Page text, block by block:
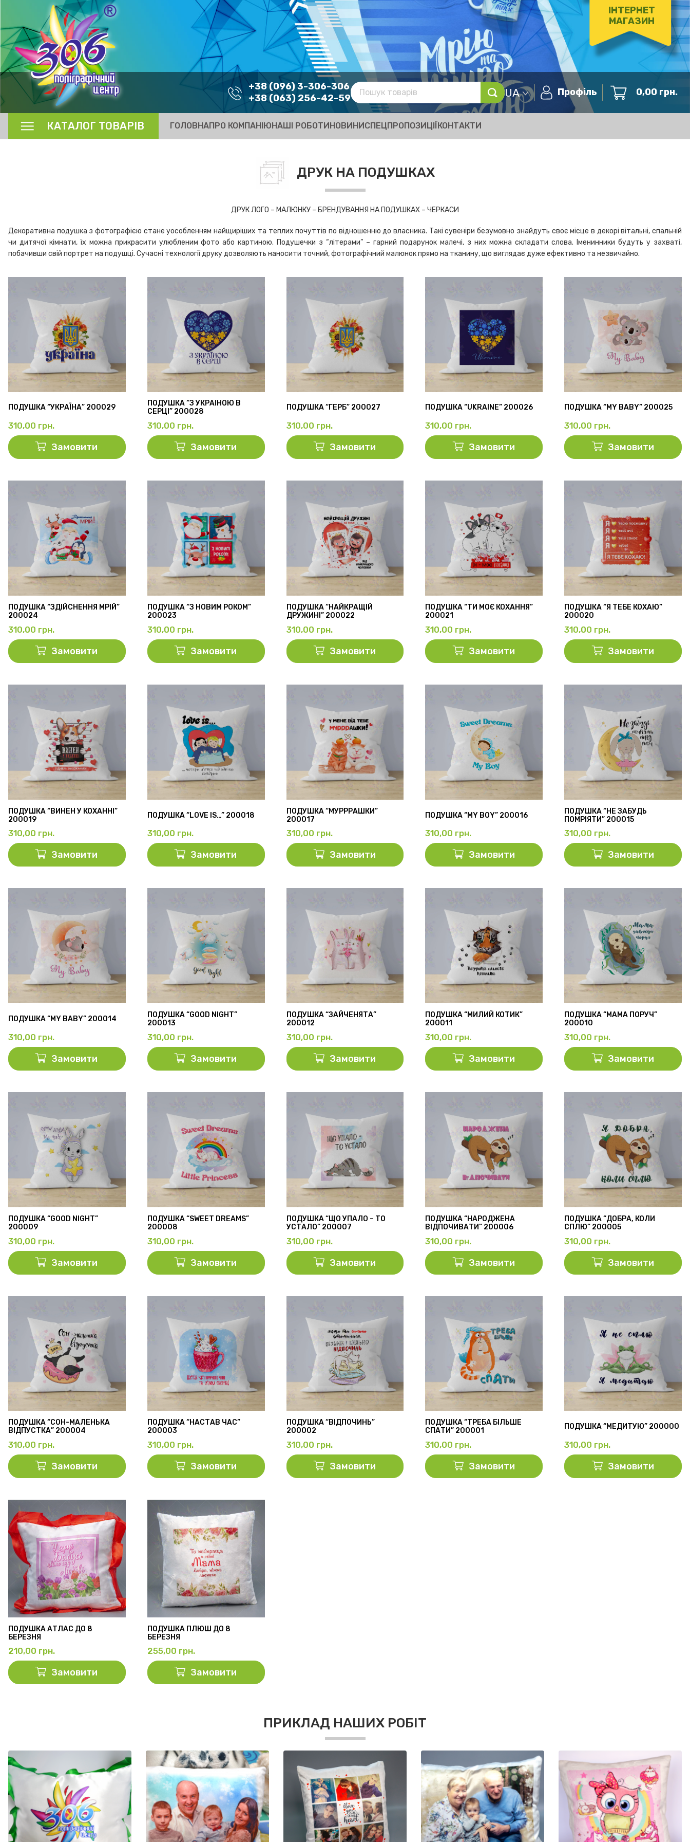
ІНТЕРНЕТ
МАГАЗИН
+38 (096) 3-306-306
+38 (063) 256-42-59
UA Профіль 0,00 грн.
КАТАЛОГ ТОВАРІВ ГОЛОВНАПРО КОМПАНІЮНАШІ РОБОТИНОВИНИСПЕЦПРОПОЗИЦІЇКОНТАКТИ
ДРУК НА ПОДУШКАХ
ДРУК ЛОГО – МАЛЮНКУ – БРЕНДУВАННЯ НА ПОДУШКАХ – ЧЕРКАСИ
Декоративна подушка з фотографією стане уособленням найщиріших та теплих почуттів по відношенню до власника. Такі сувеніри безумовно знайдуть своє місце в декорі вітальні, спальній
чи дитячої кімнати, їх можна прикрасити улюбленим фото або картиною. Подушечки з “літерами” – гарний подарунок малечі, з них можна складати слова. Іменинники будуть у захваті,
побачивши свій портрет на подушці. Сучасні технології друку дозволяють наносити точний, фотографічний малюнок прямо на тканину, що виглядає дуже ефективно та незвичайно.
ПОДУШКА “УКРАЇНА” 200029
310,00 грн.
Замовити
ПОДУШКА “З УКРАЇНОЮ В
СЕРЦІ” 200028
310,00 грн.
Замовити
ПОДУШКА “ГЕРБ” 200027
310,00 грн.
Замовити
ПОДУШКА “UKRAINE” 200026
310,00 грн.
Замовити
ПОДУШКА “MY BABY” 200025
310,00 грн.
Замовити
ПОДУШКА “ЗДІЙСНЕННЯ МРІЙ”
200024
310,00 грн.
Замовити
ПОДУШКА “З НОВИМ РОКОМ”
200023
310,00 грн.
Замовити
ПОДУШКА “НАЙКРАЩІЙ
ДРУЖИНІ” 200022
310,00 грн.
Замовити
ПОДУШКА “ТИ МОЄ КОХАННЯ”
200021
310,00 грн.
Замовити
ПОДУШКА “Я ТЕБЕ КОХАЮ”
200020
310,00 грн.
Замовити
ПОДУШКА “ВИНЕН У КОХАННІ”
200019
310,00 грн.
Замовити
ПОДУШКА “LOVE IS…” 200018
310,00 грн.
Замовити
ПОДУШКА “МУРРРАШКИ”
200017
310,00 грн.
Замовити
ПОДУШКА “MY BOY” 200016
310,00 грн.
Замовити
ПОДУШКА “НЕ ЗАБУДЬ
ПОМРІЯТИ” 200015
310,00 грн.
Замовити
ПОДУШКА “MY BABY” 200014
310,00 грн.
Замовити
ПОДУШКА “GOOD NIGHT”
200013
310,00 грн.
Замовити
ПОДУШКА “ЗАЙЧЕНЯТА”
200012
310,00 грн.
Замовити
ПОДУШКА “МИЛИЙ КОТИК”
200011
310,00 грн.
Замовити
ПОДУШКА “МАМА ПОРУЧ”
200010
310,00 грн.
Замовити
ПОДУШКА “GOOD NIGHT”
200009
310,00 грн.
Замовити
ПОДУШКА “SWEET DREAMS”
200008
310,00 грн.
Замовити
ПОДУШКА “ЩО УПАЛО – ТО
УСТАЛО” 200007
310,00 грн.
Замовити
ПОДУШКА “НАРОДЖЕНА
ВІДПОЧИВАТИ” 200006
310,00 грн.
Замовити
ПОДУШКА “ДОБРА, КОЛИ
СПЛЮ” 200005
310,00 грн.
Замовити
ПОДУШКА “СОН-МАЛЕНЬКА
ВІДПУСТКА” 200004
310,00 грн.
Замовити
ПОДУШКА “НАСТАВ ЧАС”
200003
310,00 грн.
Замовити
ПОДУШКА “ВІДПОЧИНЬ”
200002
310,00 грн.
Замовити
ПОДУШКА “ТРЕБА БІЛЬШЕ
СПАТИ” 200001
310,00 грн.
Замовити
ПОДУШКА “МЕДИТУЮ” 200000
310,00 грн.
Замовити
ПОДУШКА АТЛАС ДО 8
БЕРЕЗНЯ
210,00 грн.
Замовити
ПОДУШКА ПЛЮШ ДО 8
БЕРЕЗНЯ
255,00 грн.
Замовити
ПРИКЛАД НАШИХ РОБІТ